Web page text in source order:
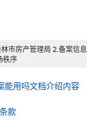
林市房产管理局 2.备案信
秩序
能用吗文档介绍内容
款